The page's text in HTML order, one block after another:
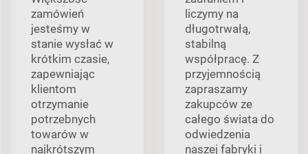
zamówień
jesteśmy w
stanie wysłać w
krótkim czasie,
zapewniając
klientom
otrzymanie
potrzebnych
towarów w
najkrótszym
liczymy na
długotrwałą,
stabilną
współpracę. Z
przyjemnością
zapraszamy
zakupców ze
całego świata do
odwiedzenia
naszej fabryki i